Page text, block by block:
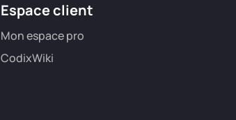
Espace client
Mon espace pro
CodixWiki